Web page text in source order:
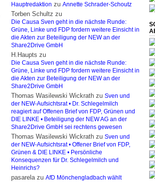
Hauptredaktion zu Annette Schrader-Schoutz
Torben Schultz zu
Die Causa Sven geht in die nächste Runde:
Grüne, Linke und FDP fordern weitere Einsicht in
die Akten zur Beteiligung der NEW an der
Share2Drive GmbH
H.Haupts zu
Die Causa Sven geht in die nächste Runde:
Grüne, Linke und FDP fordern weitere Einsicht in
die Akten zur Beteiligung der NEW an der
Share2Drive GmbH
Thomas Wasilewski Wickrath zu Sven und
der NEW-Aufsichtsrat • Dr. Schlegelmilch
reagiert auf Offenen Brief von FDP, Grünen und
DIE LINKE • Beteiligung der NEW AG an der
Share2Drive GmbH sei rechtens gewesen
Thomas Wasilewski Wickrath zu Sven und
der NEW-Aufsichtsrat • Offener Brief von FDP,
Grünen & DIE LINKE • Persönliche
Konsequenzen für Dr. Schlegelmilch und
Heinrichs?
pasarelazu AfD Mönchengladbach wählt